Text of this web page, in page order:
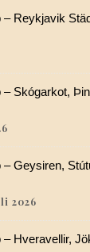
Reykjavik
– Skógarkot,
Geysiren,
2026
Hveravellir,